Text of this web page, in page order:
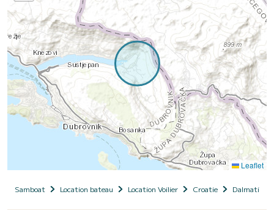
Leaflet
Samboat Location bateau Location Voilier Croatie Dalmatie